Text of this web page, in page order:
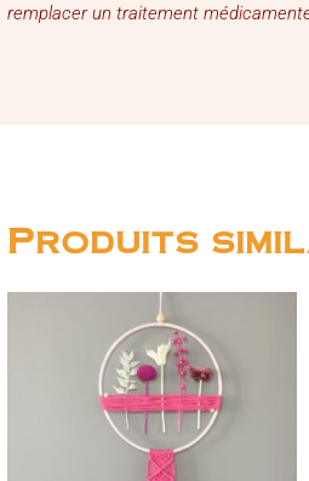
remplacer un traitement
Produits